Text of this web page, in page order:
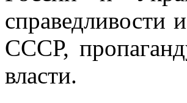
справедливости
СССР,
власти.